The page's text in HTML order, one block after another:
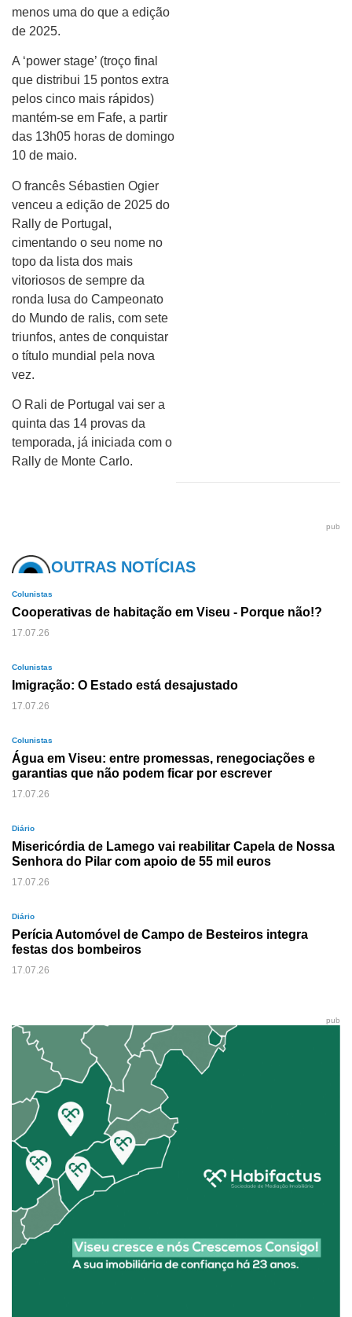
menos uma do que a edição
de 2025.
A ‘power stage’ (troço final
que distribui 15 pontos extra
pelos cinco mais rápidos)
mantém-se em Fafe, a partir
das 13h05 horas de domingo
10 de maio.
O francês Sébastien Ogier
venceu a edição de 2025 do
Rally de Portugal,
cimentando o seu nome no
topo da lista dos mais
vitoriosos de sempre da
ronda lusa do Campeonato
do Mundo de ralis, com sete
triunfos, antes de conquistar
o título mundial pela nova
vez.
O Rali de Portugal vai ser a
quinta das 14 provas da
temporada, já iniciada com o
Rally de Monte Carlo.
pub
OUTRAS NOTÍCIAS
Colunistas
Cooperativas de habitação em Viseu - Porque não!?
17.07.26
Colunistas
Imigração: O Estado está desajustado
17.07.26
Colunistas
Água em Viseu: entre promessas, renegociações e
garantias que não podem ficar por escrever
17.07.26
Diário
Misericórdia de Lamego vai reabilitar Capela de Nossa
Senhora do Pilar com apoio de 55 mil euros
17.07.26
Diário
Perícia Automóvel de Campo de Besteiros integra
festas dos bombeiros
17.07.26
pub